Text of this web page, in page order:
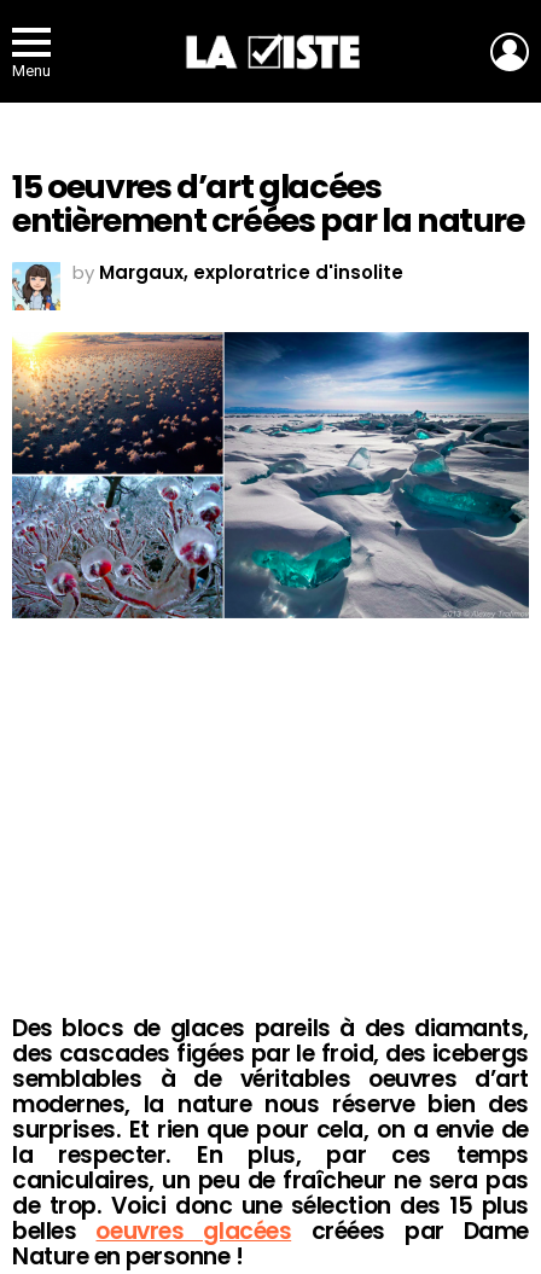
Menu
15 oeuvres d’art glacées
entièrement créées par la nature
by Margaux, exploratrice d'insolite
Des blocs de glaces pareils à des diamants,
des cascades figées par le froid, des icebergs
semblables à de véritables oeuvres d’art
modernes, la nature nous réserve bien des
surprises. Et rien que pour cela, on a envie de
la respecter. En plus, par ces temps
caniculaires, un peu de fraîcheur ne sera pas
de trop. Voici donc une sélection des 15 plus
belles oeuvres glacées créées par Dame
Nature en personne !